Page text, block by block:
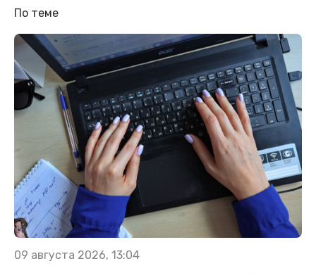
По теме
09 августа 2026, 13:04